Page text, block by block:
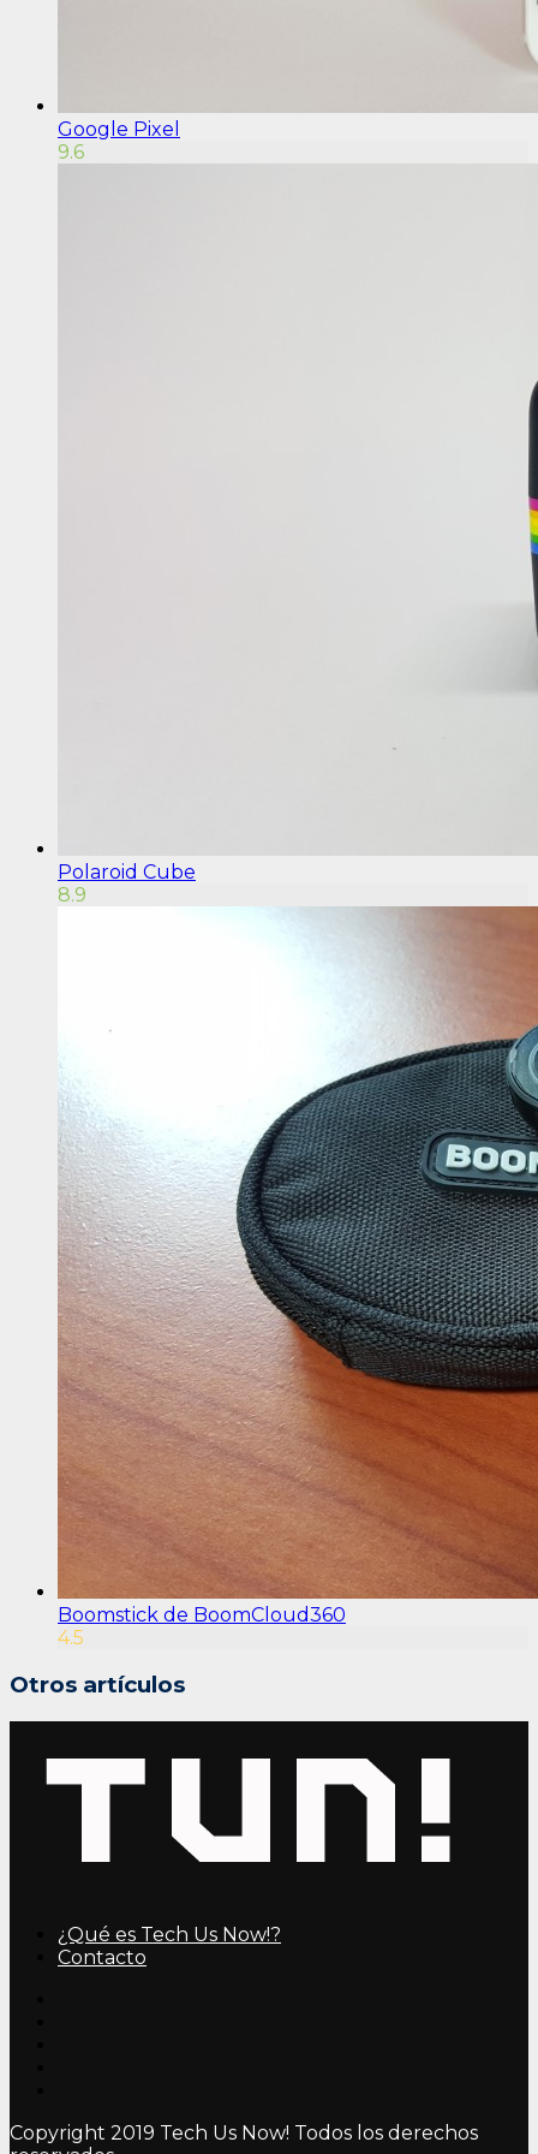
Google Pixel
9.6
Polaroid Cube
8.9
Boomstick de BoomCloud360
4.5
Otros artículos
¿Qué es Tech Us Now!?
Contacto
Copyright 2019 Tech Us Now! Todos los derechos